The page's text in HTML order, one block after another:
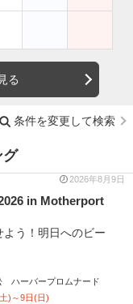
る
条件を変更して検索
グ
2026年8月9日
in Motherport
よう！明日へのビー
ハーバープロムナード
)～9日(日)